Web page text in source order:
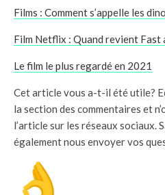
Films : Comment s’appelle les
Film Netflix : Quand revient Fast
Le film le plus regardé en 2021
Cet article vous a-t-il été utile?
la section des commentaires et
l’article sur les réseaux sociaux.
également nous envoyer vos